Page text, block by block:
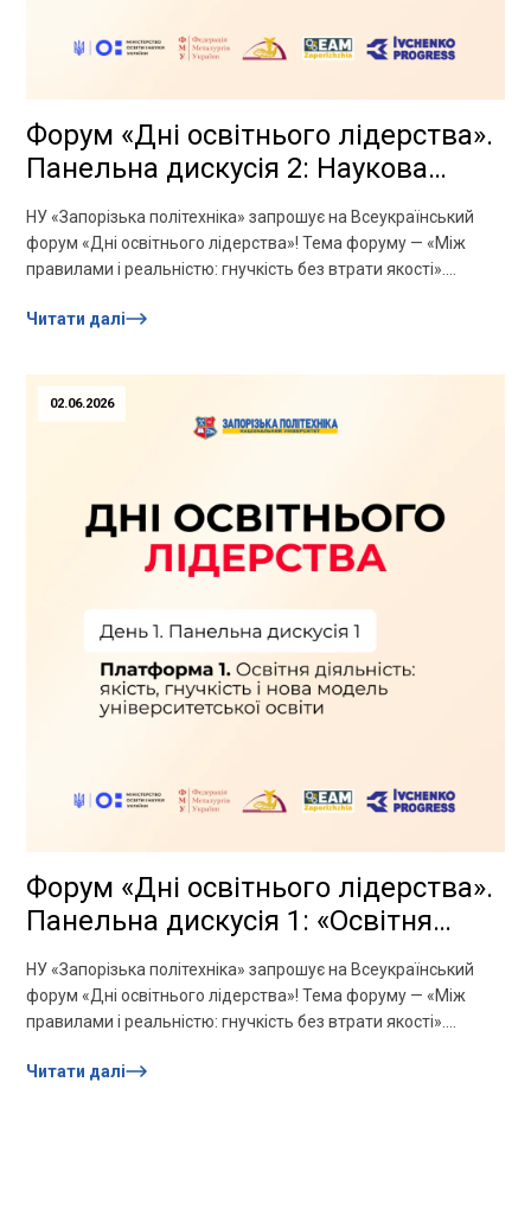
Форум «Дні освітнього лідерства».
Панельна дискусія 2: Наукова
діяльність університету в нових
реаліях: результативність,
інновації, трансфер і стійкість
НУ «Запорізька політехніка» запрошує на Всеукраїнський
форум «Дні освітнього лідерства»! Тема форуму — «Між
правилами і реальністю: гнучкість без втрати якості».
Читати далі
02.06.2026
Форум «Дні освітнього лідерства».
Панельна дискусія 1: «Освітня
діяльність: якість, гнучкість і нова
модель університетської освіти»
НУ «Запорізька політехніка» запрошує на Всеукраїнський
форум «Дні освітнього лідерства»! Тема форуму — «Між
правилами і реальністю: гнучкість без втрати якості».
Читати далі